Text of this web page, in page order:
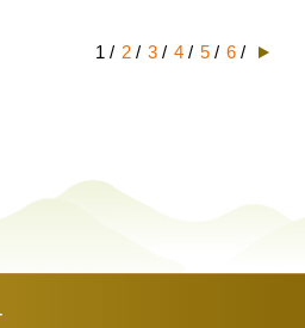
1 / 2 / 3 / 4 / 5 / 6 /